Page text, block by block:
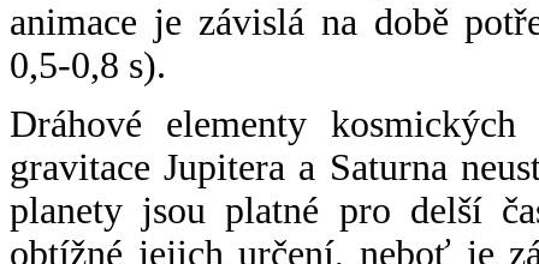
animace je závislá na době
0,5-0,8 s).
Dráhové elementy
gravitace Jupitera a Saturna
planety jsou platné pro delší
obtížné jejich určení, neboť je